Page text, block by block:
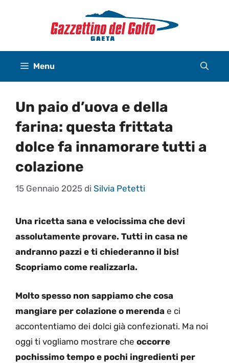
Menu
Un paio d’uova e della
farina: questa frittata
dolce fa innamorare tutti a
colazione
15 Gennaio 2025 di Silvia Petetti
Una ricetta sana e velocissima che devi
assolutamente provare. Tutti in casa ne
andranno pazzi e ti chiederanno il bis!
Scopriamo come realizzarla.
Molto spesso non sappiamo che cosa
mangiare per colazione o merenda e ci
accontentiamo dei dolci già confezionati. Ma noi
oggi ti vogliamo mostrare che occorre
pochissimo tempo e pochi ingredienti per